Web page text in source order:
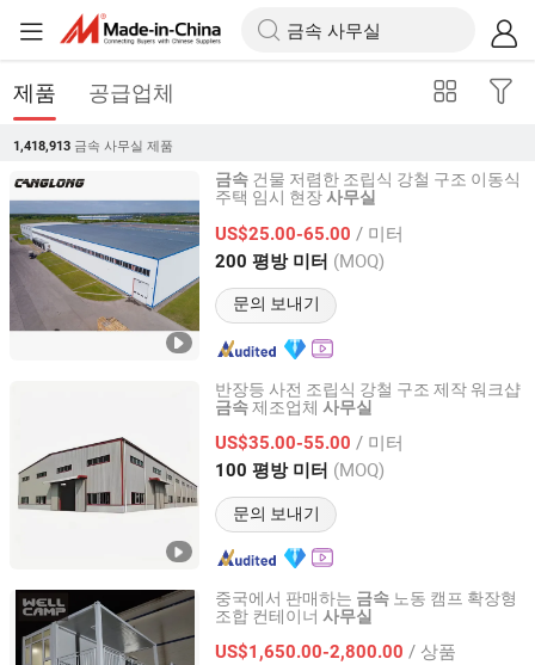
제품 공급업체
1,418,913 금속 사무실 제품
금속 건물 저렴한 조립식 강철 구조 이동식
주택 임시 현장사무실
US$25.00-65.00 / 미터
200 평방 미터 (MOQ)
문의 보내기
Henan Canglong Steel Structure Engineering Co., Ltd.
Henan, China 이후 2024
반장등 사전 조립식 강철 구조 제작 워크샵
금속제조업체 사무실
US$35.00-55.00 / 미터
100 평방 미터 (MOQ)
문의 보내기
quanzhou ridge steel building co., ltd
Fujian, China 이후 2017
중국에서 판매하는 금속 노동 캠프 확장형
조합 컨테이너 사무실
US$1,650.00-2,800.00 / 상품
Guangdong Wellcamp Steel Structure & Modular Housing
Co., Ltd.